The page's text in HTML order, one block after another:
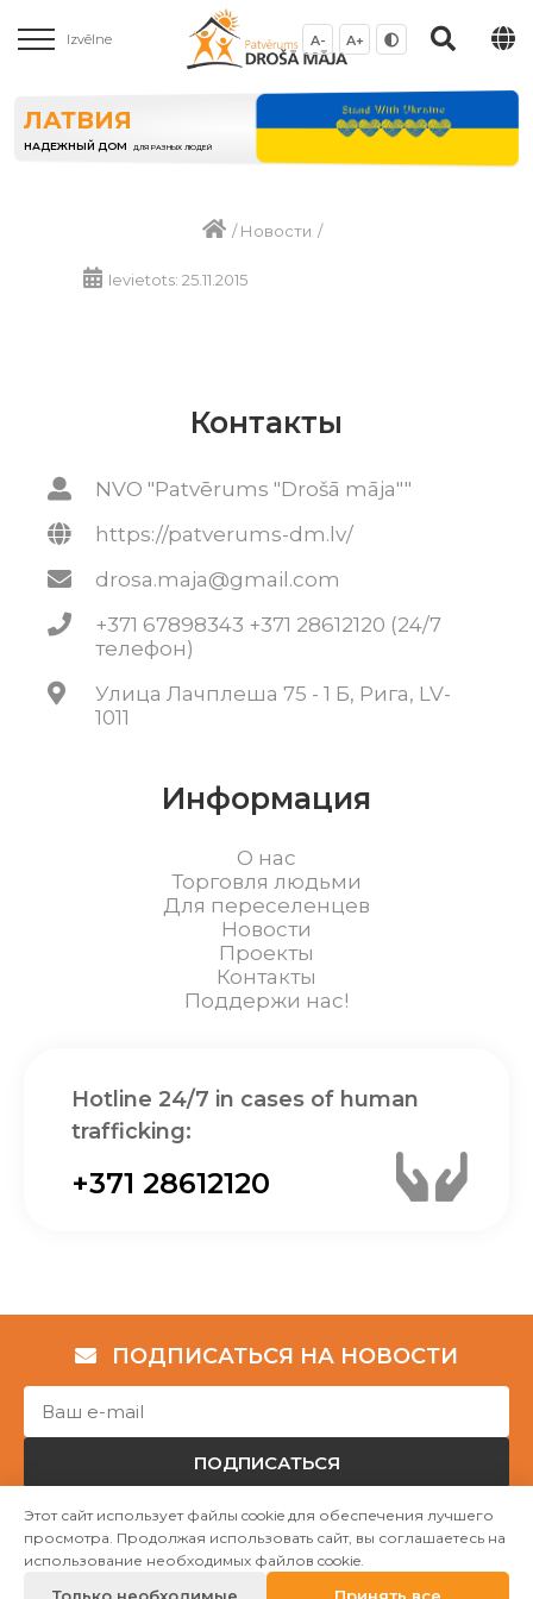
Izvēlne A- A+
ЛАТВИЯ
НАДЕЖНЫЙ ДОМ ДЛЯ РАЗНЫХ ЛЮДЕЙ
/Новости /
Ievietots: 25.11.2015
Контакты
NVO "Patvērums "Drošā māja""
https://patverums-dm.lv/
drosa.maja@gmail.com
+371 67898343 +371 28612120 (24/7
телефон)
Улица Лачплеша 75 - 1 Б, Рига, LV-
1011
Информация
О нас
Торговля людьми
Для переселенцев
Новости
Проекты
Контакты
Поддержи нас!
Hotline 24/7 in cases of human
trafficking:
+371 28612120
ПОДПИСАТЬСЯ НА НОВОСТИ
ПОДПИСАТЬСЯ
Авторские права © НГО „Убежище "Надёжный дом""
Этот сайт использует файлы cookie для обеспечения лучшего
просмотра. Продолжая использовать сайт, вы соглашаетесь на
использование необходимых файлов cookie.